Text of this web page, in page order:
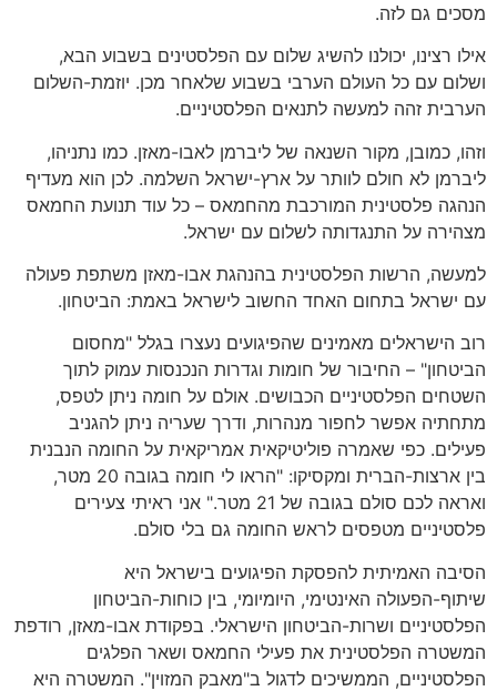
מסכים גם לזה.
אילו רצינו, יכולנו להשיג שלום עם הפלסטינים בשבוע הבא,
ושלום עם כל העולם הערבי בשבוע שלאחר מכן. יוזמת-השלום
הערבית זהה למעשה לתנאים הפלסטיניים.
וזהו, כמובן, מקור השנאה של ליברמן לאבו-מאזן. כמו נתניהו,
ליברמן לא חולם לוותר על ארץ-ישראל השלמה. לכן הוא מעדיף
הנהגה פלסטינית המורכבת מהחמאס – כל עוד תנועת החמאס
מצהירה על התנגדותה לשלום עם ישראל.
למעשה, הרשות הפלסטינית בהנהגת אבו-מאזן משתפת פעולה
עם ישראל בתחום האחד החשוב לישראל באמת: הביטחון.
רוב הישראלים מאמינים שהפיגועים נעצרו בגלל "מחסום
הביטחון" – החיבור של חומות וגדרות הנכנסות עמוק לתוך
השטחים הפלסטיניים הכבושים. אולם על חומה ניתן לטפס,
מתחתיה אפשר לחפור מנהרות, ודרך שעריה ניתן להגניב
פעילים. כפי שאמרה פוליטיקאית אמריקאית על החומה הנבנית
בין ארצות-הברית ומקסיקו: "הראו לי חומה בגובה 20 מטר,
ואראה לכם סולם בגובה של 21 מטר." אני ראיתי צעירים
פלסטיניים מטפסים לראש החומה גם בלי סולם.
הסיבה האמיתית להפסקת הפיגועים בישראל היא
שיתוף-הפעולה האינטימי, היומיומי, בין כוחות-הביטחון
הפלסטיניים ושרות-הביטחון הישראלי. בפקודת אבו-מאזן, רודפת
המשטרה הפלסטינית את פעילי החמאס ושאר הפלגים
הפלסטיניים, הממשיכים לדגול ב"מאבק המזוין". המשטרה היא